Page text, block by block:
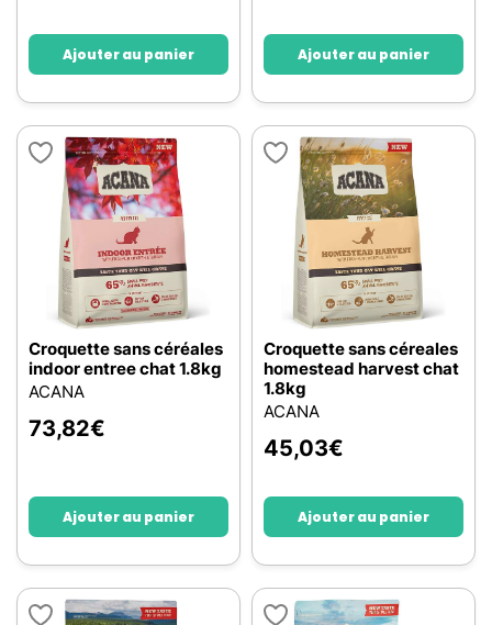
Ajouter au panier Ajouter au panier
Croquette sans céréales
indoor entree chat 1.8kg
ACANA
73,82€
Ajouter au panier
Croquette sans céreales
homestead harvest chat
1.8kg
ACANA
45,03€
Ajouter au panier